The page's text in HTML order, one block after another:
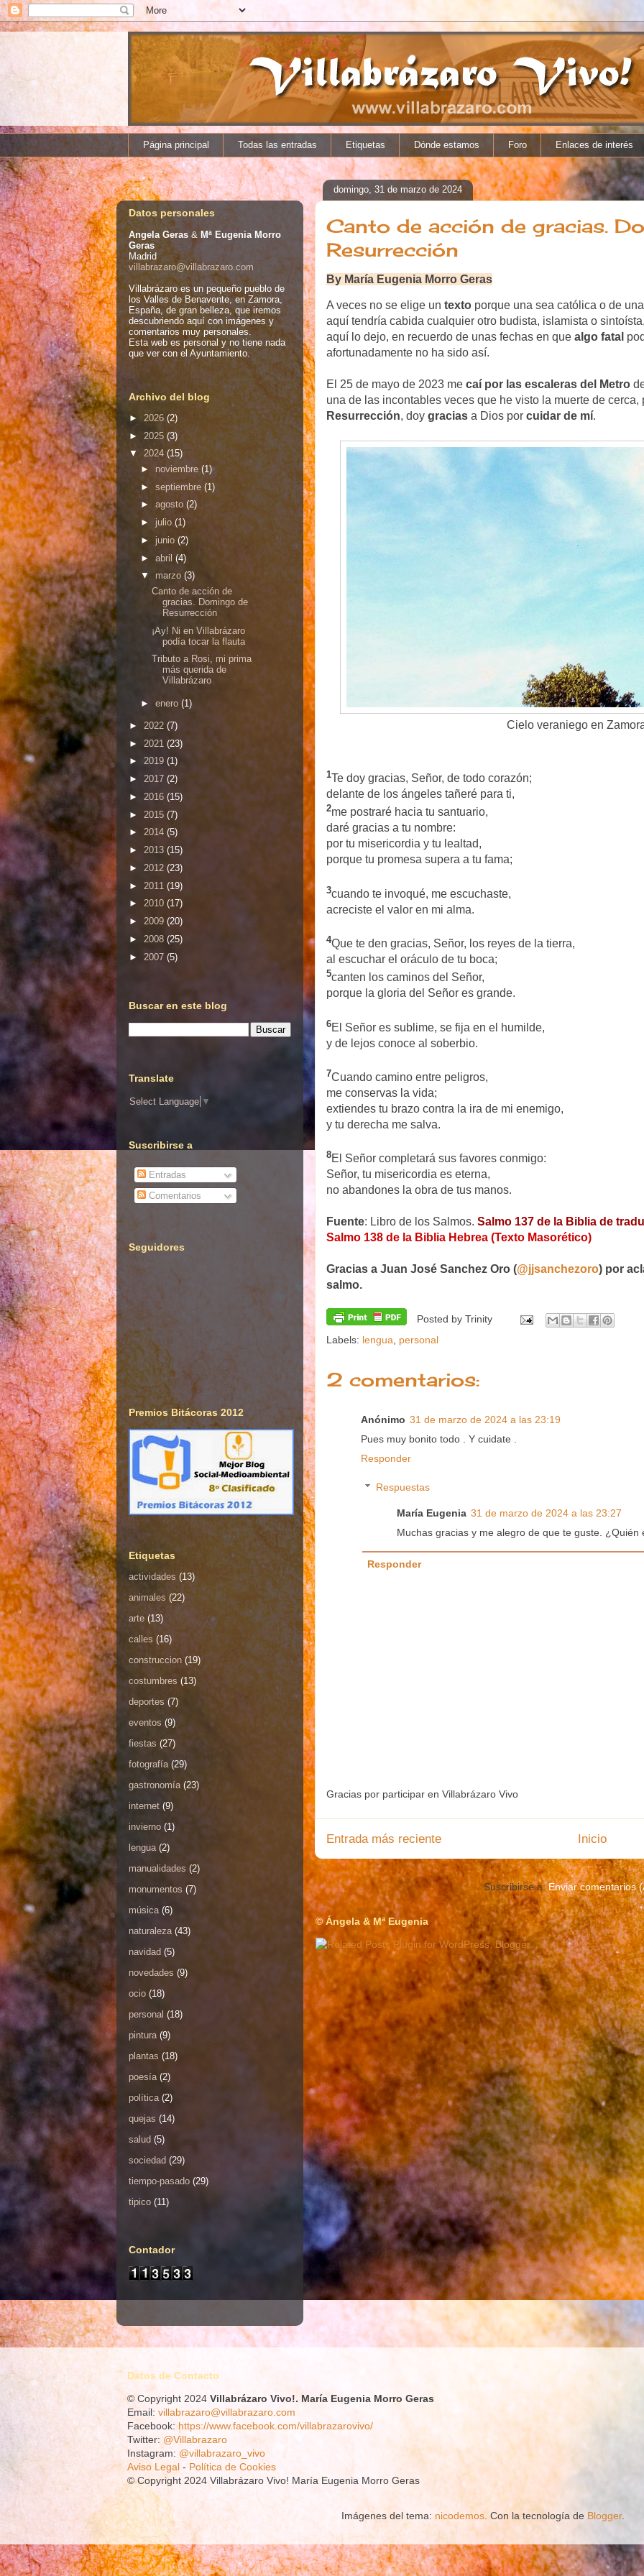
Página principal Todas las entradas Etiquetas Dónde estamos Foro Enlaces de interés
domingo, 31 de marzo de 2024
Canto de acción de gracias.
Resurrección
By María Eugenia Morro Geras
A veces no se elige un texto porque una sea católica o de
aquí tendría cabida cualquier otro budista, islamista o
aquí lo dejo, en recuerdo de unas fechas en que algo fatal
afortunadamente no ha sido así.
El 25 de mayo de 2023 me caí por las escaleras del Metro
una de las incontables veces que he visto la muerte de
Resurrección, doy gracias a Dios por cuidar de mí.
Cielo veraniego en
1Te doy gracias, Señor, de todo corazón;
delante de los ángeles tañeré para ti,
2me postraré hacia tu santuario,
daré gracias a tu nombre:
por tu misericordia y tu lealtad,
porque tu promesa supera a tu fama;
3cuando te invoqué, me escuchaste,
acreciste el valor en mi alma.
4Que te den gracias, Señor, los reyes de la tierra,
al escuchar el oráculo de tu boca;
5canten los caminos del Señor,
porque la gloria del Señor es grande.
6El Señor es sublime, se fija en el humilde,
y de lejos conoce al soberbio.
7Cuando camino entre peligros,
me conservas la vida;
extiendes tu brazo contra la ira de mi enemigo,
y tu derecha me salva.
8El Señor completará sus favores conmigo:
Señor, tu misericordia es eterna,
no abandones la obra de tus manos.
Fuente: Libro de los Salmos. Salmo 137 de la Biblia de
Salmo 138 de la Biblia Hebrea (Texto Masorético)
Gracias a Juan José Sanchez Oro (@jjsanchezoro) por
salmo.
Posted by Trinity
Labels: lengua, personal
2 comentarios:
Anónimo 31 de marzo de 2024 a las 23:19
Pues muy bonito todo . Y cuidate .
Responder
Respuestas
María Eugenia 31 de marzo de 2024 a las 23:27
Muchas gracias y me alegro de que te guste. ¿Quién
Responder
Gracias por participar en Villabrázaro Vivo
Entrada más reciente Inicio
Suscribirse a:Enviar comentarios
© Ángela & Mª Eugenia
Datos personales
Angela Geras & Mª Eugenia Morro
Geras
Madrid
villabrazaro@villabrazaro.com
Villabrázaro es un pequeño pueblo de
los Valles de Benavente, en Zamora,
España, de gran belleza, que iremos
descubriendo aquí con imágenes y
comentarios muy personales.
Esta web es personal y no tiene nada
que ver con el Ayuntamiento.
Archivo del blog
► 2026 (2)
► 2025 (3)
▼ 2024 (15)
► noviembre (1)
► septiembre (1)
► agosto (2)
► julio (1)
► junio (2)
► abril (4)
▼ marzo (3)
Canto de acción de
gracias. Domingo de
Resurrección
¡Ay! Ni en Villabrázaro
podía tocar la flauta
Tributo a Rosi, mi prima
más querida de
Villabrázaro
► enero (1)
► 2022 (7)
► 2021 (23)
► 2019 (1)
► 2017 (2)
► 2016 (15)
► 2015 (7)
► 2014 (5)
► 2013 (15)
► 2012 (23)
► 2011 (19)
► 2010 (17)
► 2009 (20)
► 2008 (25)
► 2007 (5)
Buscar en este blog
Translate
Select Language ▼
Suscribirse a
Entradas
Comentarios
Seguidores
Premios Bitácoras 2012
Etiquetas
actividades (13)
animales (22)
arte (13)
calles (16)
construccion (19)
costumbres (13)
deportes (7)
eventos (9)
fiestas (27)
fotografía (29)
gastronomía (23)
internet (9)
invierno (1)
lengua (2)
manualidades (2)
monumentos (7)
música (6)
naturaleza (43)
navidad (5)
novedades (9)
ocio (18)
personal (18)
pintura (9)
plantas (18)
poesía (2)
política (2)
quejas (14)
salud (5)
sociedad (29)
tiempo-pasado (29)
tipico (11)
Contador
Datos de Contacto
© Copyright 2024 Villabrázaro Vivo!. María Eugenia Morro Geras
Email: villabrazaro@villabrazaro.com
Facebook:https://www.facebook.com/villabrazarovivo/
Twitter: @Villabrazaro
Instagram: @villabrazaro_vivo
Aviso Legal - Política de Cookies
© Copyright 2024 Villabrázaro Vivo! María Eugenia Morro Geras
Imágenes del tema: nicodemos. Con la tecnología de Blogger.